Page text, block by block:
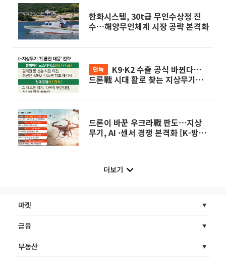
한화시스템, 30t급 무인수상정 진
수…해양무인체계 시장 공략 본격화
단독
드론戰 시대 활로 찾는 지상무기
드론이 바꾼 우크라戰 판도⋯지상
무기, AI ·센서 경쟁 본격화 [K-방
더보기
마켓
금융
부동산